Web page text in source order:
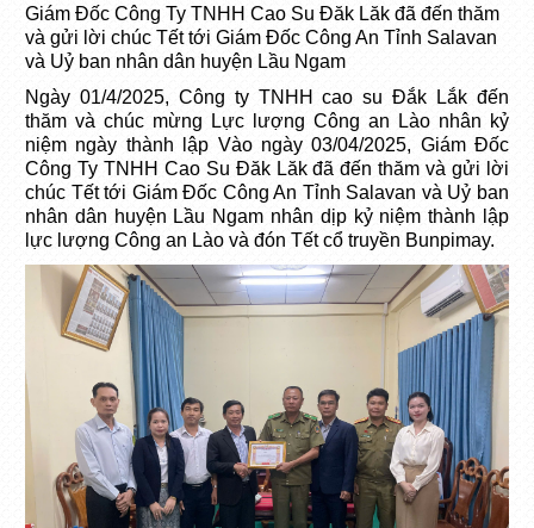
Giám Đốc Công Ty TNHH Cao Su Đăk Lăk đã đến thăm
và gửi lời chúc Tết tới Giám Đốc Công An Tỉnh Salavan
và Uỷ ban nhân dân huyện Lầu Ngam
Ngày 01/4/2025, Công ty TNHH cao su Đắk Lắk đến
thăm và chúc mừng Lực lượng Công an Lào nhân kỷ
niệm ngày thành lập Vào ngày 03/04/2025, Giám Đốc
Công Ty TNHH Cao Su Đăk Lăk đã đến thăm và gửi lời
chúc Tết tới Giám Đốc Công An Tỉnh Salavan và Uỷ ban
nhân dân huyện Lầu Ngam nhân dịp kỷ niệm thành lập
lực lượng Công an Lào và đón Tết cổ truyền Bunpimay.